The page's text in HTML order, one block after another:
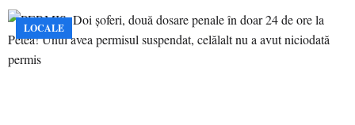
LOCALE